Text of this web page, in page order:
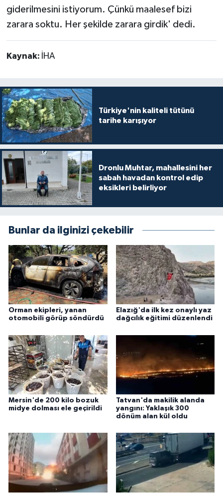
giderilmesini istiyorum. Çünkü maalesef bizi
zarara soktu. Her şekilde zarara girdik' dedi.
Kaynak: İHA
Türkiye'nin kaliteli tütünü
tarihe karışıyor
Dronlu Muhtar, mahallesini her
sabah havadan kontrol edip
eksikleri belirliyor
Bunlar da ilginizi çekebilir
Orman ekipleri, yanan
otomobili görüp söndürdü
Elazığ'da ilk kez onaylı yaz
dağcılık eğitimi düzenlendi
Mersin'de 200 kilo bozuk
midye dolması ele geçirildi
Tatvan'da makilik alanda
yangını: Yaklaşık 300
dönüm alan kül oldu